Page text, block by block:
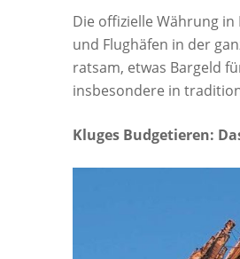
Die offizielle Währung in
und Flughäfen in der
ratsam, etwas Bargeld
insbesondere in
Kluges Budgetieren: